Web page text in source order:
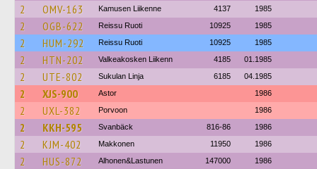
2 OMV-163 Kamusen Liikenne 4137 1985
2 OGB-622 Reissu Ruoti 10925 1985
2 HUM-292 Reissu Ruoti 10925 1985
2 HTN-202 Valkeakosken Liikenn 4185 01.1985
2 UTE-802 Sukulan Linja 6185 04.1985
2 XJS-900 Astor 1986
2 UXL-382 Porvoon 1986
2 KKH-595 Svanbäck 816-86 1986
2 KJM-402 Makkonen 11950 1986
2 HUS-872 Alhonen&Lastunen 147000 1986